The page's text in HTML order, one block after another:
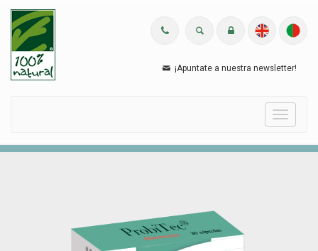
¡Apuntate a nuestra newsletter!
Menu